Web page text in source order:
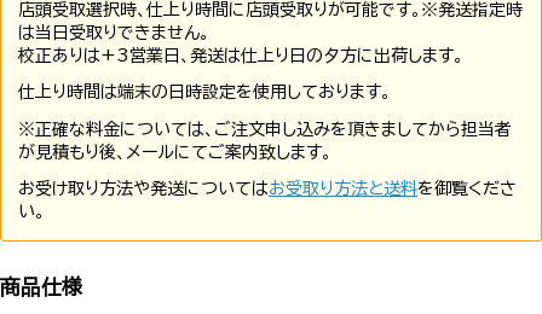
店頭受取選択時、仕上り時間に店頭受取りが可能です。※発送指定時
は当日受取りできません。
校正ありは+3営業日、発送は仕上り日の夕方に出荷します。
仕上り時間は端末の日時設定を使用しております。
※正確な料金については、ご注文申し込みを頂きましてから担当者
が見積もり後、メールにてご案内致します。
お受け取り方法や発送についてはお受取り方法と送料を御覧くださ
い。
商品仕様